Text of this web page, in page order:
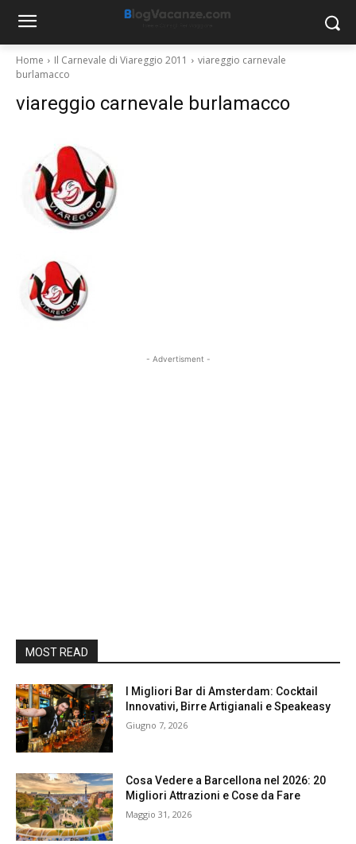
Home Il Carnevale di Viareggio 2011
viareggio carnevale
burlamacco
viareggio carnevale burlamacco
- Advertisment -
MOST READ
I Migliori Bar di Amsterdam: Cocktail
Innovativi, Birre Artigianali e Speakeasy
Giugno 7, 2026
Cosa Vedere a Barcellona nel 2026: 20
Migliori Attrazioni e Cose da Fare
Maggio 31, 2026